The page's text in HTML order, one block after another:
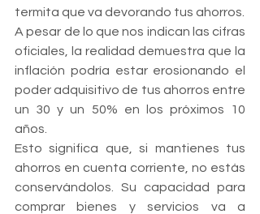
A pesar de lo que nos indican las cifras
oficiales, la realidad demuestra que la
inflación podría estar erosionando el
poder adquisitivo de tus ahorros entre
un 30 y un 50% en los próximos 10
años.
Esto significa que, si mantienes tus
ahorros en cuenta corriente, no estás
conservándolos. Su capacidad para
comprar bienes y servicios va a